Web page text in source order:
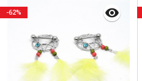
-62%